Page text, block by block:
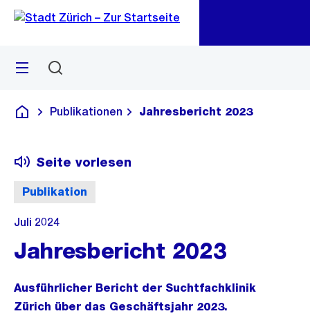
Navigation
Sprunglink
Menü
Deutsch
Publikationen Jahresbericht 2023
Publikation
Seite vorlesen
Juli 2024
Jahresbericht 2023
Ausführlicher Bericht der Suchtfachklinik
Zürich über das Geschäftsjahr 2023.